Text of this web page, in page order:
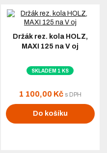
Držák rez. kola HOLZ,
MAXI 125 na V oj
SKLADEM 1 KS
1 100,00 Kč s DPH
Do košíku